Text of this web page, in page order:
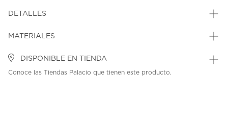
DETALLES
MATERIALES
DISPONIBLE EN TIENDA
Conoce las Tiendas Palacio que tienen este producto.